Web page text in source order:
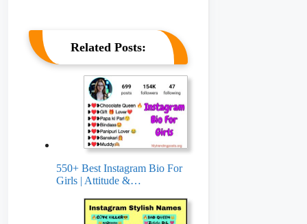
Related Posts:
550+ Best Instagram Bio For
Girls | Attitude &…